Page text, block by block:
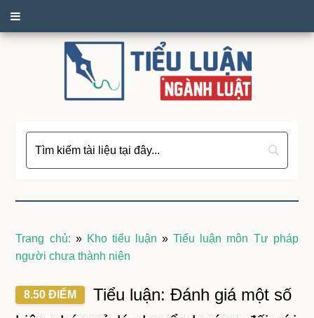
Trang chủ: » Kho tiểu luận »Tiểu luận môn Tư pháp
người chưa thành niên
8.50 ĐIỂM
Tiểu luận: Đánh giá một số